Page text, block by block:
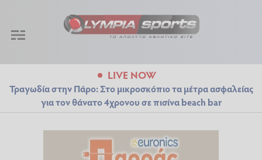
LIVE NOW
Τραγωδία στην Πάρο: Στο μικροσκόπιο τα μέτρα ασφαλείας
για τον θάνατο 4χρονου σε πισίνα beach bar